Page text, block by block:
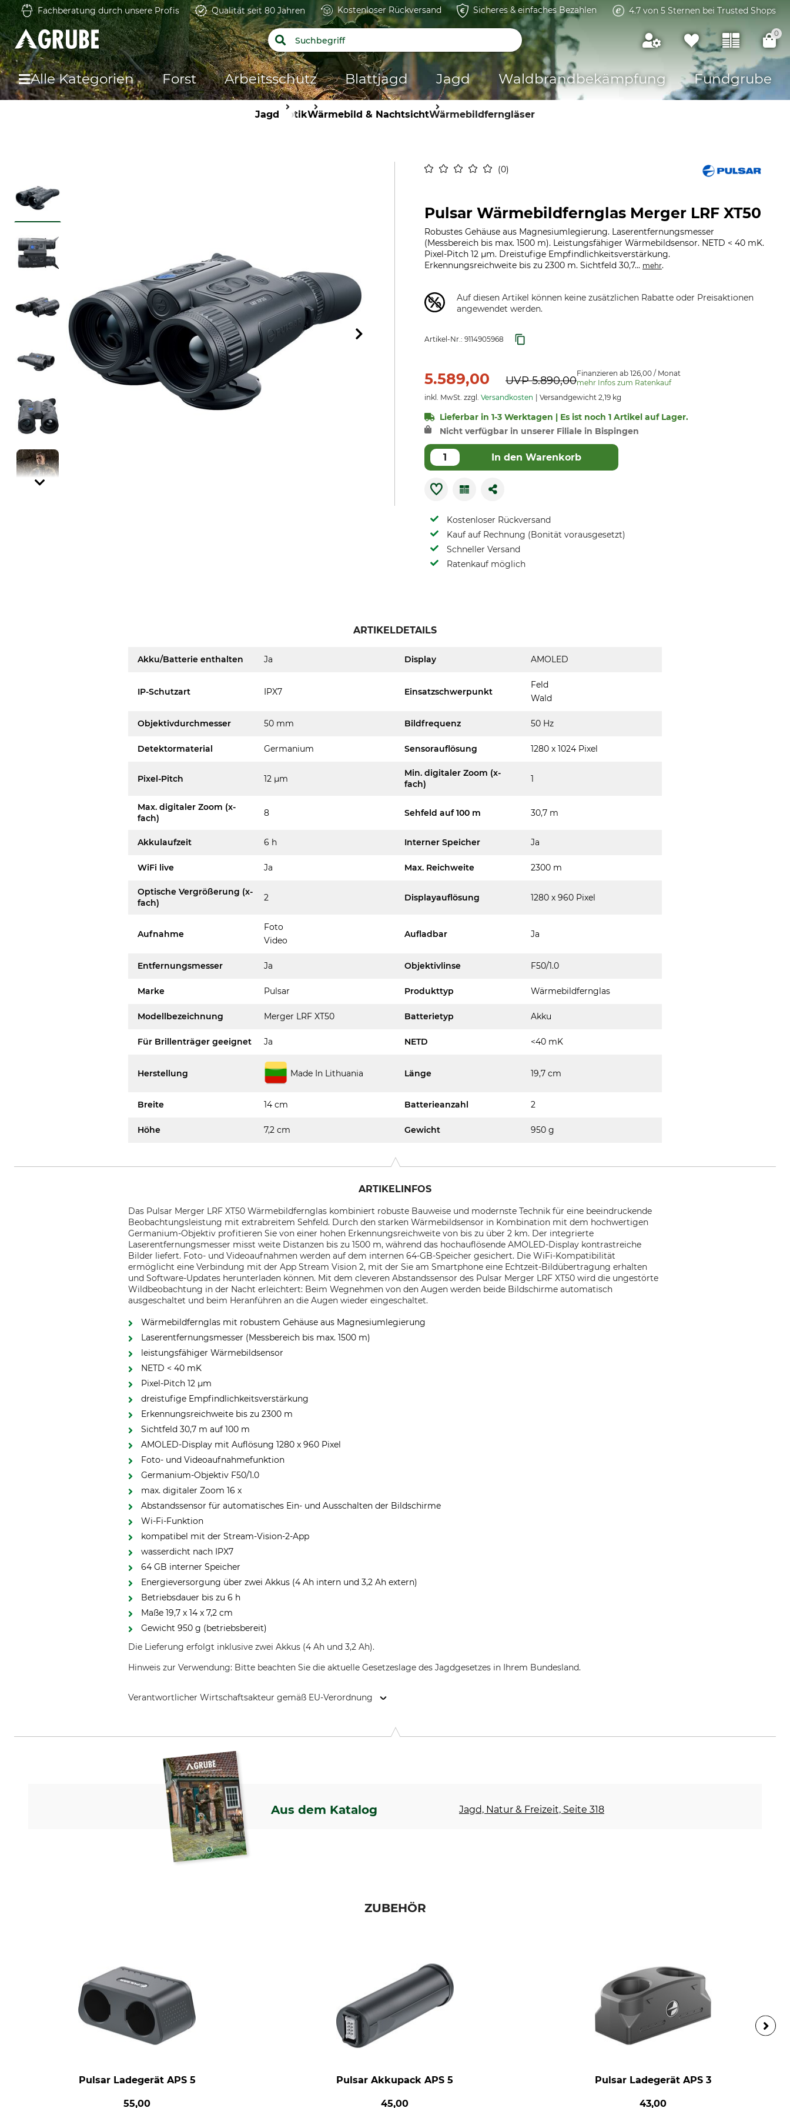
Fachberatung durch unsere Profis Qualität seit 80 Jahren Kostenloser Rückversand Sicheres & einfaches Bezahlen 4.7 von 5 Sternen bei Trusted Shops
0
Alle Kategorien Forst Arbeitsschutz Blattjagd Jagd Waldbrandbekämpfung Fundgrube
Jagd OptikWärmebild & NachtsichtWärmebildferngläser
0
Pulsar Wärmebildfernglas Merger LRF XT50
Robustes Gehäuse aus Magnesiumlegierung. Laserentfernungsmesser
(Messbereich bis max. 1500 m). Leistungsfähiger Wärmebildsensor. NETD < 40 mK.
Pixel-Pitch 12 µm. Dreistufige Empfindlichkeitsverstärkung.
Erkennungsreichweite bis zu 2300 m. Sichtfeld 30,7... mehr.
Auf diesen Artikel können keine zusätzlichen Rabatte oder Preisaktionen
angewendet werden.
Artikel-Nr.: 9114905968
5.589,00 UVP5.890,00
Finanzieren ab 126,00 / Monat
mehr Infos zum Ratenkauf
inkl. MwSt. zzgl. Versandkosten Versandgewicht 2,19 kg
Lieferbar in 1-3 Werktagen | Es ist noch 1 Artikel auf Lager.
Nicht verfügbar in unserer Filiale in Bispingen
In den Warenkorb
Kostenloser Rückversand
Kauf auf Rechnung (Bonität vorausgesetzt)
Schneller Versand
Ratenkauf möglich
ARTIKELDETAILS
Akku/Batterie enthalten Ja Display AMOLED
IP-Schutzart IPX7 Einsatzschwerpunkt
Feld
Wald
Objektivdurchmesser 50 mm Bildfrequenz 50 Hz
Detektormaterial Germanium Sensorauflösung 1280 x 1024 Pixel
Pixel-Pitch 12 µm
Min. digitaler Zoom (x-
fach)
1
Max. digitaler Zoom (x-
fach)
8 Sehfeld auf 100 m 30,7 m
Akkulaufzeit 6 h Interner Speicher Ja
WiFi live Ja Max. Reichweite 2300 m
Optische Vergrößerung (x-
fach)
2 Displayauflösung 1280 x 960 Pixel
Aufnahme
Foto
Video
Aufladbar Ja
Entfernungsmesser Ja Objektivlinse F50/1.0
Marke Pulsar Produkttyp Wärmebildfernglas
Modellbezeichnung Merger LRF XT50 Batterietyp Akku
Für Brillenträger geeignet Ja NETD <40 mK
Herstellung Made In Lithuania Länge 19,7 cm
Breite 14 cm Batterieanzahl 2
Höhe 7,2 cm Gewicht 950 g
ARTIKELINFOS
Das Pulsar Merger LRF XT50 Wärmebildfernglas kombiniert robuste Bauweise und modernste Technik für eine beeindruckende
Beobachtungsleistung mit extrabreitem Sehfeld. Durch den starken Wärmebildsensor in Kombination mit dem hochwertigen
Germanium-Objektiv profitieren Sie von einer hohen Erkennungsreichweite von bis zu über 2 km. Der integrierte
Laserentfernungsmesser misst weite Distanzen bis zu 1500 m, während das hochauflösende AMOLED-Display kontrastreiche
Bilder liefert. Foto- und Videoaufnahmen werden auf dem internen 64-GB-Speicher gesichert. Die WiFi-Kompatibilität
ermöglicht eine Verbindung mit der App Stream Vision 2, mit der Sie am Smartphone eine Echtzeit-Bildübertragung erhalten
und Software-Updates herunterladen können. Mit dem cleveren Abstandssensor des Pulsar Merger LRF XT50 wird die ungestörte
Wildbeobachtung in der Nacht erleichtert: Beim Wegnehmen von den Augen werden beide Bildschirme automatisch
ausgeschaltet und beim Heranführen an die Augen wieder eingeschaltet.
Wärmebildfernglas mit robustem Gehäuse aus Magnesiumlegierung
Laserentfernungsmesser (Messbereich bis max. 1500 m)
leistungsfähiger Wärmebildsensor
NETD < 40 mK
Pixel-Pitch 12 µm
dreistufige Empfindlichkeitsverstärkung
Erkennungsreichweite bis zu 2300 m
Sichtfeld 30,7 m auf 100 m
AMOLED-Display mit Auflösung 1280 x 960 Pixel
Foto- und Videoaufnahmefunktion
Germanium-Objektiv F50/1.0
max. digitaler Zoom 16 x
Abstandssensor für automatisches Ein- und Ausschalten der Bildschirme
Wi-Fi-Funktion
kompatibel mit der Stream-Vision-2-App
wasserdicht nach IPX7
64 GB interner Speicher
Energieversorgung über zwei Akkus (4 Ah intern und 3,2 Ah extern)
Betriebsdauer bis zu 6 h
Maße 19,7 x 14 x 7,2 cm
Gewicht 950 g (betriebsbereit)
Die Lieferung erfolgt inklusive zwei Akkus (4 Ah und 3,2 Ah).
Hinweis zur Verwendung: Bitte beachten Sie die aktuelle Gesetzeslage des Jagdgesetzes in Ihrem Bundesland.
Verantwortlicher Wirtschaftsakteur gemäß EU-Verordnung
Aus dem Katalog Jagd, Natur & Freizeit, Seite 318
ZUBEHÖR
Pulsar Ladegerät APS 5
55,00
Pulsar Akkupack APS 5
45,00
Pulsar Ladegerät APS 3
43,00